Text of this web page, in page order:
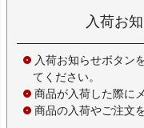
入荷お
入荷お知らせボタン
てください。
商品が入荷した際に
商品の入荷やご注文